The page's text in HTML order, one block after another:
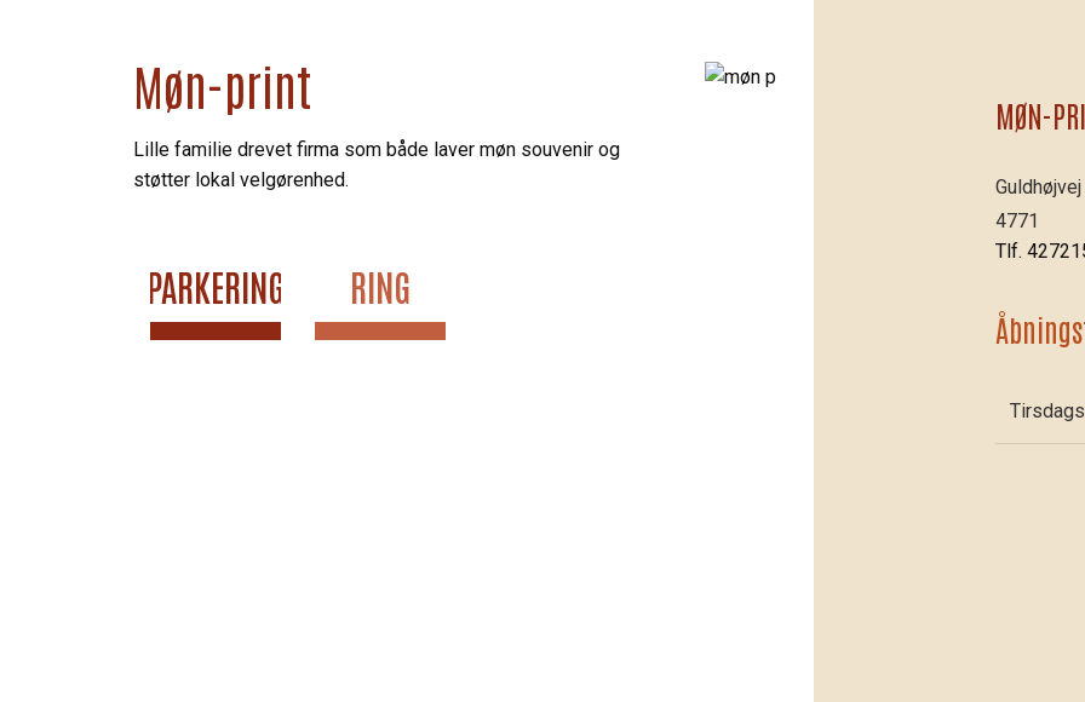
Møn-print
Lille familie drevet firma som både laver møn souvenir og
støtter lokal velgørenhed.
PARKERING RING
MØN-
4771
Tlf.